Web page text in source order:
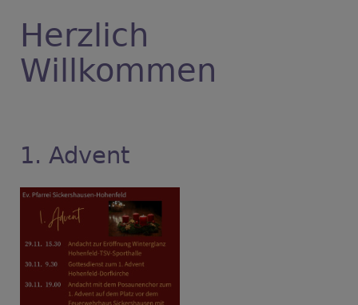
Herzlich
Willkommen
1. Advent